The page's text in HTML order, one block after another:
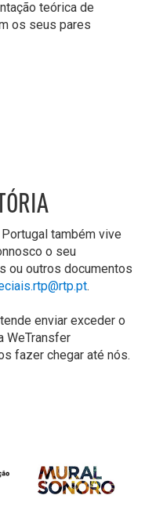
teórica de
os seus pares
também vive
o seu
ou outros documentos
.
enviar exceder o
WeTransfer
fazer chegar até nós.